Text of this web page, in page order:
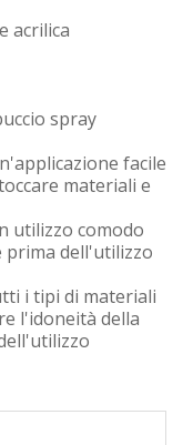
acrilica
spray
facile
materiali e
utilizzo comodo
prima dell'utilizzo
i tipi di materiali
l'idoneità della